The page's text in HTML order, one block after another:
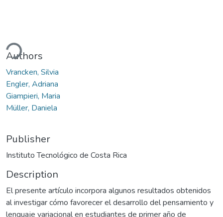
Authors
Vrancken, Silvia
Engler, Adriana
Giampieri, Maria
Müller, Daniela
Publisher
Instituto Tecnológico de Costa Rica
Description
El presente artículo incorpora algunos resultados obtenidos
al investigar cómo favorecer el desarrollo del pensamiento y
lenguaje variacional en estudiantes de primer año de